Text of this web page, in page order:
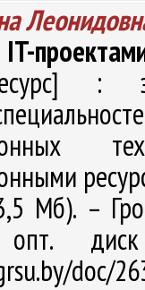
:
Мб). –
опт.
doc/